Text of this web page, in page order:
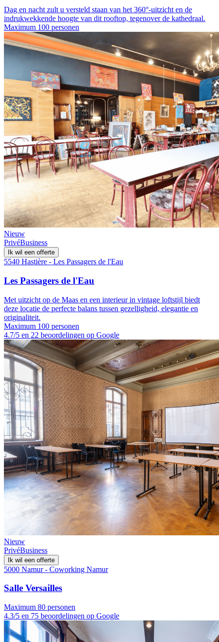
Dag en nacht zult u versteld staan van het 360°-uitzicht en de
indrukwekkende hoogte van dit rooftop, tegenover de kathedraal.
Maximum 100 personen
Nieuw
PrivéBusiness
Ik wil een offerte
5540 Hastière - Les Passagers de l'Eau
Les Passagers de l'Eau
Met uitzicht op de Maas en een interieur in vintage loftstijl biedt
deze locatie de perfecte balans tussen gezelligheid, elegantie en
originaliteit.
Maximum 100 personen
4.7/5 en 22 beoordelingen op Google
Nieuw
PrivéBusiness
Ik wil een offerte
5000 Namur - Coworking Namur
Salle Versailles
Maximum 80 personen
4.3/5 en 75 beoordelingen op Google